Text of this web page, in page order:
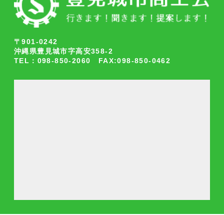
〒901-0242
沖縄県豊見城市字高安358-2
TEL：098-850-2060 FAX:098-850-0462